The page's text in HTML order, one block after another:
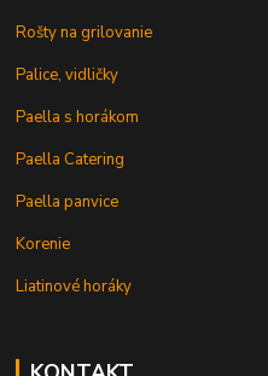
Rošty na grilovanie
Palice, vidličky
Paella s horákom
Paella Catering
Paella panvice
Korenie
Liatinové horáky